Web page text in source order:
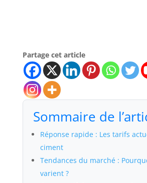
Partage cet article
Sommaire de
Réponse rapide : Les tarifs
ciment
Tendances du marché :
varient ?